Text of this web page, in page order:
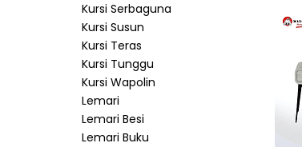
Kursi Serbaguna
Kursi Susun
Kursi Teras
Kursi Tunggu
Kursi Wapolin
Lemari
Lemari Besi
Lemari Buku